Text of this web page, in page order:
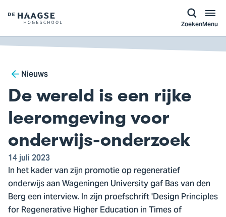
Logo
van
De
Hogeschool,
ga
naar
de
homepagina
ZoekenMenu
Breadcrumb
Nieuws
De wereld is een rijke
leeromgeving voor
onderwijs-onderzoek
14 juli 2023
In het kader van zijn promotie op regeneratief
onderwijs aan Wageningen University gaf Bas van den
Berg een interview. In zijn proefschrift 'Design Principles
for Regenerative Higher Education in Times of